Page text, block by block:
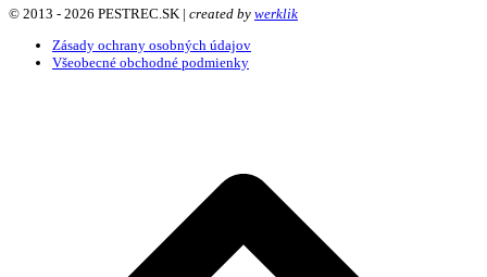
© 2013 - 2026 PESTREC.SK | created by werklik
Zásady ochrany osobných údajov
Všeobecné obchodné podmienky